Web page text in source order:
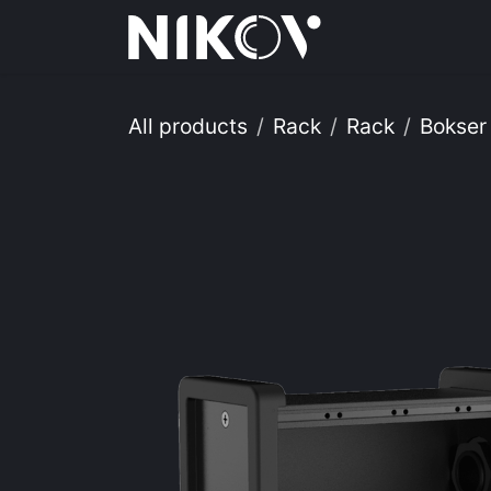
Skip to Content
All products Rack Rack